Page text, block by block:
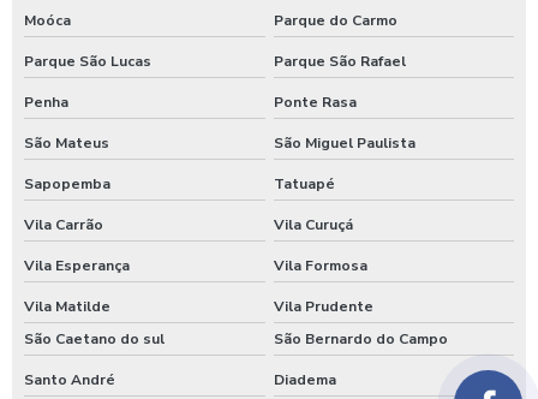
Moóca Parque do Carmo
Parque São Lucas Parque São Rafael
Penha Ponte Rasa
São Mateus São Miguel Paulista
Sapopemba Tatuapé
Vila Carrão Vila Curuçá
Vila Esperança Vila Formosa
Vila Matilde
Vila Prudente
São Caetano do sul
São Bernardo do Campo
Santo André Diadema